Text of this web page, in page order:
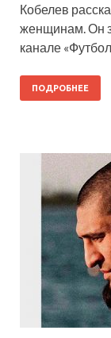
Кобелев
женщинам. Он
канале
ПОДРОБНЕЕ